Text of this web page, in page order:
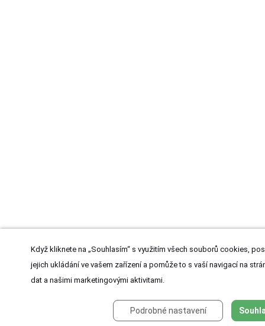
Když kliknete na „Souhlasím“ s využitím všech souborů cookies,
jejich ukládání ve vašem zařízení a pomůže to s vaší navigací na
dat a našimi marketingovými aktivitami.
Podrobné nastavení